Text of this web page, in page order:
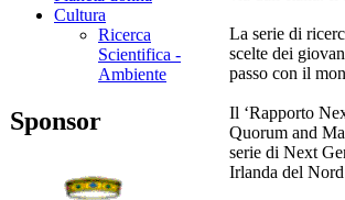
Cultura
Ricerca
Scientifica -
Ambiente
Sponsor
La serie di
scelte dei
passo con il
Il ‘Rapporto
Quorum and
serie di Next
Irlanda del